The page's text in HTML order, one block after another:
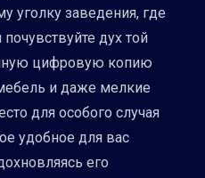
уголку заведения, где
дух той
цифровую копию
и даже мелкие
для особого случая
удобное для вас
его